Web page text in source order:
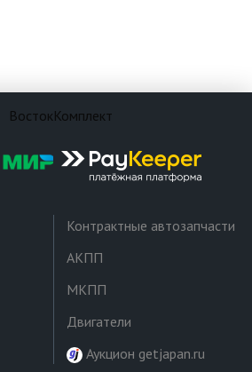
Контрактные автозапчасти
АКПП
МКПП
Двигатели
Аукцион getjapan.ru